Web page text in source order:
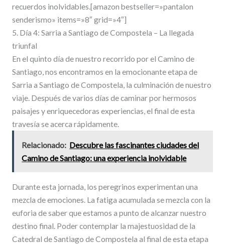
recuerdos inolvidables.[amazon bestseller=»pantalon
senderismo» items=»8″ grid=»4″]
5. Día 4: Sarria a Santiago de Compostela – La llegada
triunfal
En el quinto día de nuestro recorrido por el Camino de
Santiago, nos encontramos en la emocionante etapa de
Sarria a Santiago de Compostela, la culminación de nuestro
viaje. Después de varios días de caminar por hermosos
paisajes y enriquecedoras experiencias, el final de esta
travesía se acerca rápidamente.
Relacionado: Descubre las fascinantes ciudades del
Camino de Santiago: una experiencia inolvidable
Durante esta jornada, los peregrinos experimentan una
mezcla de emociones. La fatiga acumulada se mezcla con la
euforia de saber que estamos a punto de alcanzar nuestro
destino final. Poder contemplar la majestuosidad de la
Catedral de Santiago de Compostela al final de esta etapa